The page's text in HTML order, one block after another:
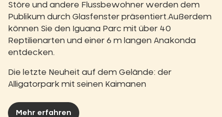
Störe und andere Flussbewohner werden dem
Publikum durch Glasfenster präsentiert.Außerdem
können Sie den Iguana Parc mit über 40
Reptilienarten und einer 6 m langen Anakonda
entdecken.
Die letzte Neuheit auf dem Gelände: der
Alligatorpark mit seinen Kaimanen
Mehr erfahren